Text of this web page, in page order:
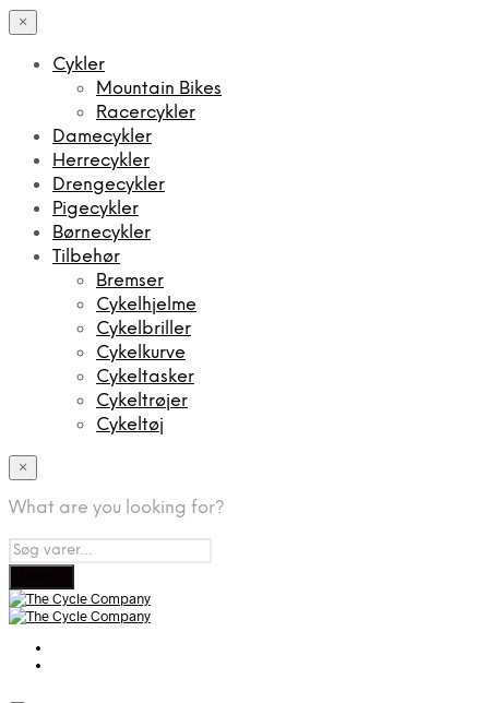
×
Cykler
Mountain Bikes
Racercykler
Damecykler
Herrecykler
Drengecykler
Pigecykler
Børnecykler
Tilbehør
Bremser
Cykelhjelme
Cykelbriller
Cykelkurve
Cykeltasker
Cykeltrøjer
Cykeltøj
×
What are you looking for?